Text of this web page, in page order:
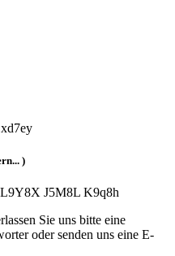
xd7ey
)
L9Y8X J5M8L K9q8h
Sie uns bitte eine
oder senden uns eine E-